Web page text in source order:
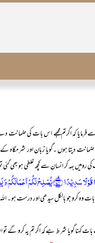
مجھے اس بات کی ضمانت دے دو
ضمانت دیتا ہوں ۔گویا زبان اور
کی رومیں بہہ کر انسان سے کچھ غلطی ہو بھی
وَ یَغۡفِرۡ لَکُمۡ ذُنُوۡبَکُمۡ ؕ}
اور بات وہ کرو جو بالکل سیدھی اور
کہنا گویا شرط ہے کہ اگر تم یہ کرو گے